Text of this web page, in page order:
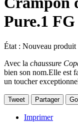
Pure.1
État : Nouveau produit
Avec la chaussure
bien son nom.Elle est
un toucher
Tweet Partager
Imprimer